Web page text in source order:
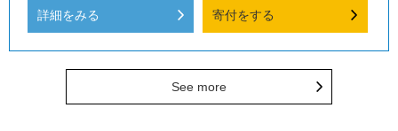
詳細をみる 寄付をする
See more